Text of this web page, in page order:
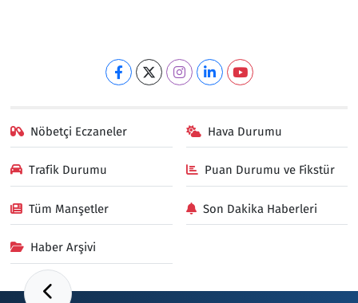
Nöbetçi Eczaneler Hava Durumu
Trafik Durumu Puan Durumu ve Fikstür
Tüm Manşetler Son Dakika Haberleri
Haber Arşivi